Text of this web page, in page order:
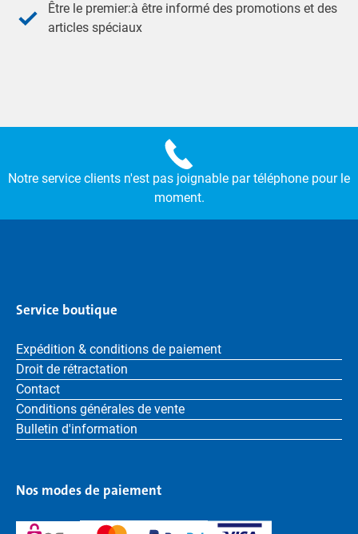
Être le premier:à être informé des promotions et des
articles spéciaux
Notre service clients n'est pas joignable par téléphone pour le
moment.
Service boutique
Expédition & conditions de paiement
Droit de rétractation
Contact
Conditions générales de vente
Bulletin d'information
Nos modes de paiement